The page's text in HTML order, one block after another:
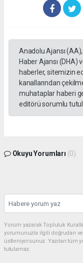
Anadolu Ajansı
Haber Ajansı
haberler, sitemizin
kanallarından
muhataplar haberi
editörü sorumlu
Okuyu Yorumları (0)
Yorum yazarak Topluluk
yorumunuzla ilgili doğrudan
üstleniyorsunuz. Yazılan tüm
tutulamaz.